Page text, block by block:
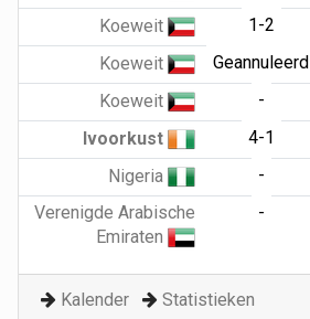
Koeweit
1-2
Koeweit
Geannuleerd
Koeweit
-
Ivoorkust
4-1
Nigeria
-
Verenigde Arabische
Emiraten
-
Kalender Statistieken